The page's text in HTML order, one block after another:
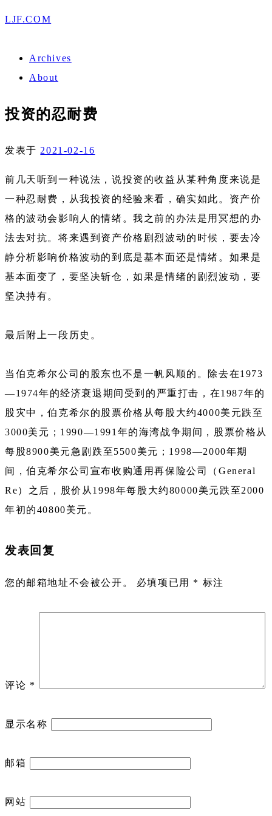
LJF.COM
Archives
About
投资的忍耐费
发表于 2021-02-16
前几天听到一种说法，说投资的收益从某种角度来说是
一种忍耐费，从我投资的经验来看，确实如此。资产价
格的波动会影响人的情绪。我之前的办法是用冥想的办
法去对抗。将来遇到资产价格剧烈波动的时候，要去冷
静分析影响价格波动的到底是基本面还是情绪。如果是
基本面变了，要坚决斩仓，如果是情绪的剧烈波动，要
坚决持有。
最后附上一段历史。
当伯克希尔公司的股东也不是一帆风顺的。除去在1973
—1974年的经济衰退期间受到的严重打击，在1987年的
股灾中，伯克希尔的股票价格从每股大约4000美元跌至
3000美元；1990—1991年的海湾战争期间，股票价格从
每股8900美元急剧跌至5500美元；1998—2000年期
间，伯克希尔公司宣布收购通用再保险公司（General
Re）之后，股价从1998年每股大约80000美元跌至2000
年初的40800美元。
发表回复
您的邮箱地址不会被公开。 必填项已用 * 标注
评论 *
显示名称
邮箱
网站